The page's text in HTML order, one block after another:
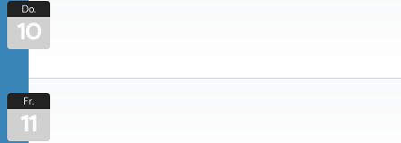
Do.
10
Fr.
11